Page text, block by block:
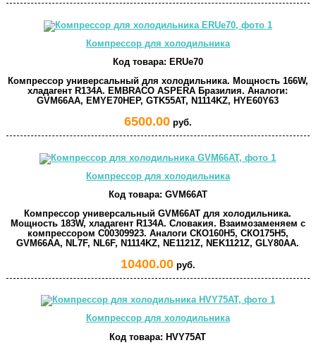
Компрессор для холодильника
Код товара: ERUe70
Компрессор универсальный для холодильника. Мощность 166W,
хладагент R134A. EMBRACO ASPERA Бразилия. Аналоги:
GVM66AA, EMYE70HEP, GTK55AT, N1114KZ, HYE60Y63
6500.00руб.
Компрессор для холодильника
Код товара: GVM66AT
Компрессор универсальный GVM66AT для холодильника.
Мощность 183W, хладагент R134A. Словакия. Взаимозаменяем с
компрессором C00309923. Аналоги СКО160Н5, СКО175Н5,
GVM66AA, NL7F, NL6F, N1114KZ, NE1121Z, NEK1121Z, GLY80AA.
10400.00руб.
Компрессор для холодильника
Код товара: HVY75AT